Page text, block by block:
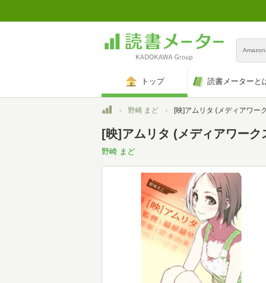
トップ 読書メーターと
トップ野崎 まど [映]アムリタ (メディアワークス文
[映]アムリタ (メディアワーク
野崎 まど